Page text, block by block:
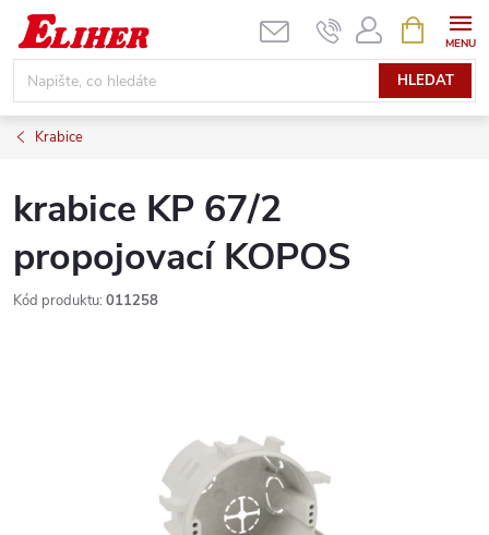
Přejít
obsah
HLEDAT
NÁKUPNÍ
KOŠÍK
Krabice
krabice KP 67/2
propojovací KOPOS
Kód produktu: 011258